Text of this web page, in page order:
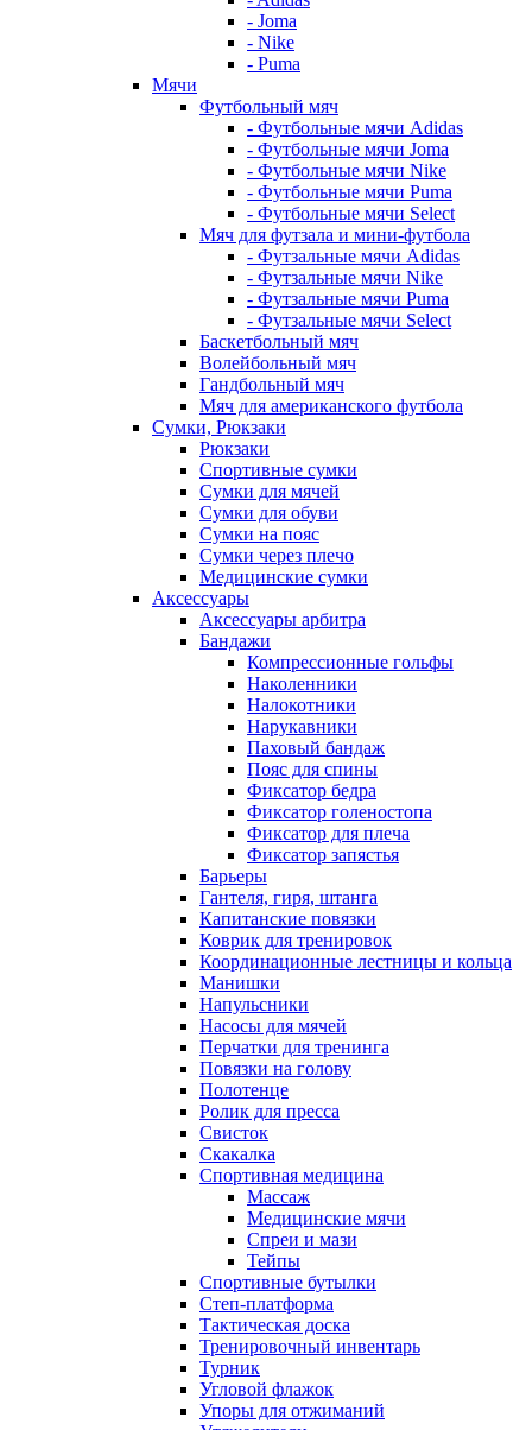
- Joma
- Nike
- Puma
Мячи
Футбольный мяч
- Футбольные мячи Adidas
- Футбольные мячи Joma
- Футбольные мячи Nike
- Футбольные мячи Puma
- Футбольные мячи Select
Мяч для футзала и мини-футбола
- Футзальные мячи Adidas
- Футзальные мячи Nike
- Футзальные мячи Puma
- Футзальные мячи Select
Баскетбольный мяч
Волейбольный мяч
Гандбольный мяч
Мяч для американского футбола
Сумки, Рюкзаки
Рюкзаки
Спортивные сумки
Сумки для мячей
Сумки для обуви
Сумки на пояс
Сумки через плечо
Медицинские сумки
Аксессуары
Аксессуары арбитра
Бандажи
Компрессионные гольфы
Наколенники
Налокотники
Нарукавники
Паховый бандаж
Пояс для спины
Фиксатор бедра
Фиксатор голеностопа
Фиксатор для плеча
Фиксатор запястья
Барьеры
Гантеля, гиря, штанга
Капитанские повязки
Коврик для тренировок
Координационные лестницы и кольца
Манишки
Напульсники
Насосы для мячей
Перчатки для тренинга
Повязки на голову
Полотенце
Ролик для пресса
Свисток
Скакалка
Спортивная медицина
Массаж
Медицинские мячи
Спреи и мази
Тейпы
Спортивные бутылки
Степ-платформа
Тактическая доска
Тренировочный инвентарь
Турник
Угловой флажок
Упоры для отжиманий